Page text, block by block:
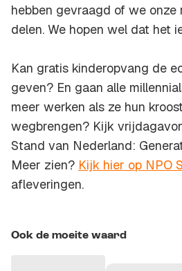
hebben gevraagd of we onze
delen. We hopen wel dat het
Kan gratis kinderopvang de
geven? En gaan alle
meer werken als ze hun
wegbrengen? Kijk
Stand van Nederland:
Meer zien? Kijk hier op NPO
afleveringen.
Ook de moeite waard